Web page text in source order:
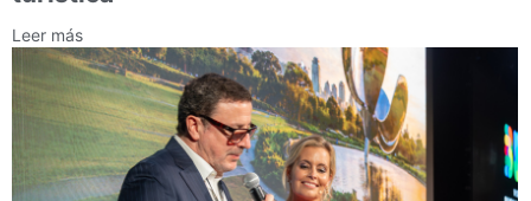
Leer más